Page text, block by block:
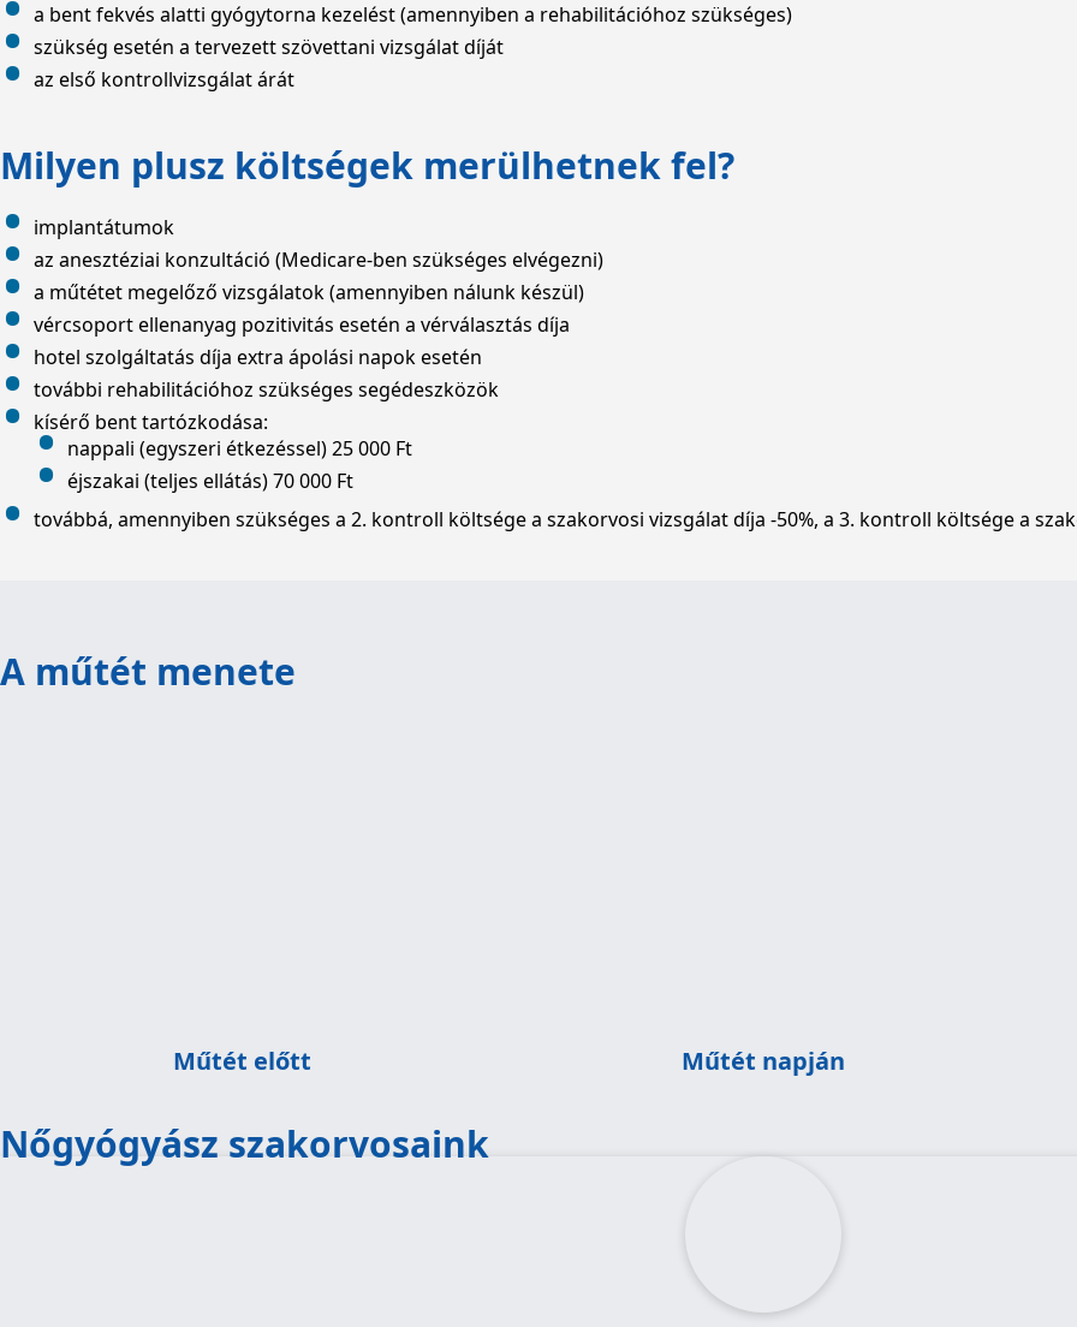
a bent fekvés alatti gyógytorna kezelést (amennyiben a rehabilitációhoz szükséges)
szükség esetén a tervezett szövettani vizsgálat díját
az első kontrollvizsgálat árát
Milyen plusz költségek merülhetnek fel?
implantátumok
az anesztéziai konzultáció (Medicare-ben szükséges elvégezni)
a műtétet megelőző vizsgálatok (amennyiben nálunk készül)
vércsoport ellenanyag pozitivitás esetén a vérválasztás díja
hotel szolgáltatás díja extra ápolási napok esetén
további rehabilitációhoz szükséges segédeszközök
kísérő bent tartózkodása:
nappali (egyszeri étkezéssel) 25 000 Ft
éjszakai (teljes ellátás) 70 000 Ft
továbbá, amennyiben szükséges a 2. kontroll költsége a szakorvosi vizsgálat díja -50%, a 3. kontroll költsége a
A műtét menete
Műtét előtt Műtét napján
Nőgyógyász szakorvosaink